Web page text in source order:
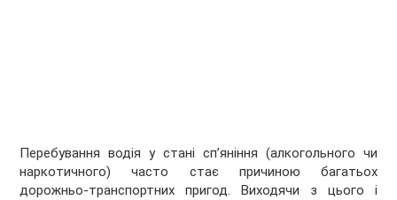
Перебування водія у стані сп’яніння (алкогольного чи
наркотичного) часто стає причиною багатьох
дорожньо-транспортних пригод. Виходячи з цього і